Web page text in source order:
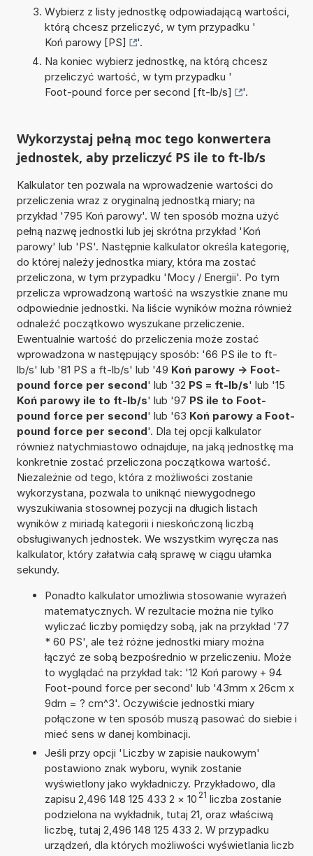
Wybierz z listy jednostkę odpowiadającą wartości,
którą chcesz przeliczyć, w tym przypadku '
Koń parowy [PS]
'.
Na koniec wybierz jednostkę, na którą chcesz
przeliczyć wartość, w tym przypadku '
Foot-pound force per second [ft-lb/s]
'.
Wykorzystaj pełną moc tego konwertera
jednostek, aby przeliczyć PS ile to ft-lb/s
Kalkulator ten pozwala na wprowadzenie wartości do
przeliczenia wraz z oryginalną jednostką miary; na
przykład '795 Koń parowy'. W ten sposób można użyć
pełną nazwę jednostki lub jej skrótna przykład 'Koń
parowy' lub 'PS'. Następnie kalkulator określa kategorię,
do której należy jednostka miary, która ma zostać
przeliczona, w tym przypadku 'Mocy / Energii'. Po tym
przelicza wprowadzoną wartość na wszystkie znane mu
odpowiednie jednostki. Na liście wyników można również
odnaleźć początkowo wyszukane przeliczenie.
Ewentualnie wartość do przeliczenia może zostać
wprowadzona w następujący sposób: '66 PS ile to ft-
lb/s' lub '81 PS a ft-lb/s' lub '49 Koń parowy -> Foot-
pound force per second' lub '32 PS = ft-lb/s' lub '15
Koń parowy ile to ft-lb/s' lub '97 PS ile to Foot-
pound force per second' lub '63 Koń parowy a Foot-
pound force per second'. Dla tej opcji kalkulator
również natychmiastowo odnajduje, na jaką jednostkę ma
konkretnie zostać przeliczona początkowa wartość.
Niezależnie od tego, która z możliwości zostanie
wykorzystana, pozwala to uniknąć niewygodnego
wyszukiwania stosownej pozycji na długich listach
wyników z miriadą kategorii i nieskończoną liczbą
obsługiwanych jednostek. We wszystkim wyręcza nas
kalkulator, który załatwia całą sprawę w ciągu ułamka
sekundy.
Ponadto kalkulator umożliwia stosowanie wyrażeń
matematycznych. W rezultacie można nie tylko
wyliczać liczby pomiędzy sobą, jak na przykład '77
* 60 PS', ale też różne jednostki miary można
łączyć ze sobą bezpośrednio w przeliczeniu. Może
to wyglądać na przykład tak: '12 Koń parowy + 94
Foot-pound force per second' lub '43mm x 26cm x
9dm = ? cm^3'. Oczywiście jednostki miary
połączone w ten sposób muszą pasować do siebie i
mieć sens w danej kombinacji.
Jeśli przy opcji 'Liczby w zapisie naukowym'
postawiono znak wyboru, wynik zostanie
wyświetlony jako wykładniczy. Przykładowo, dla
zapisu 2,496 148 125 433 2 × 10 21 liczba zostanie
podzielona na wykładnik, tutaj 21, oraz właściwą
liczbę, tutaj 2,496 148 125 433 2. W przypadku
urządzeń, dla których możliwości wyświetlania liczb